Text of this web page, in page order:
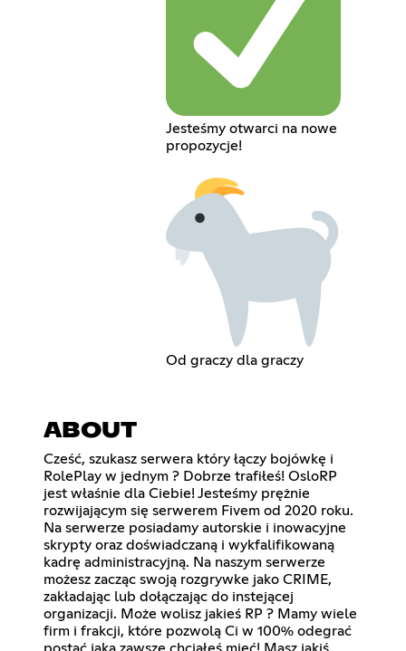
Jesteśmy otwarci na nowe
propozycje!
Od graczy dla graczy
ABOUT
Cześć, szukasz serwera który łączy bojówkę i
RolePlay w jednym ? Dobrze trafiłeś! OsloRP
jest właśnie dla Ciebie! Jesteśmy prężnie
rozwijającym się serwerem Fivem od 2020 roku.
Na serwerze posiadamy autorskie i inowacyjne
skrypty oraz doświadczaną i wykfalifikowaną
kadrę administracyjną. Na naszym serwerze
możesz zacząc swoją rozgrywke jako CRIME,
zakładając lub dołączając do instejącej
organizacji. Może wolisz jakieś RP ? Mamy wiele
firm i frakcji, które pozwolą Ci w 100% odegrać